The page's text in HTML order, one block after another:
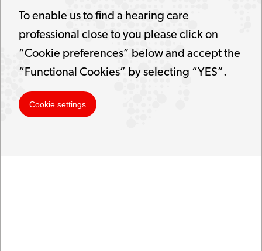
To enable us to find a hearing care
professional close to you please click on
“Cookie preferences” below and accept the
“Functional Cookies” by selecting “YES”.
Cookie settings